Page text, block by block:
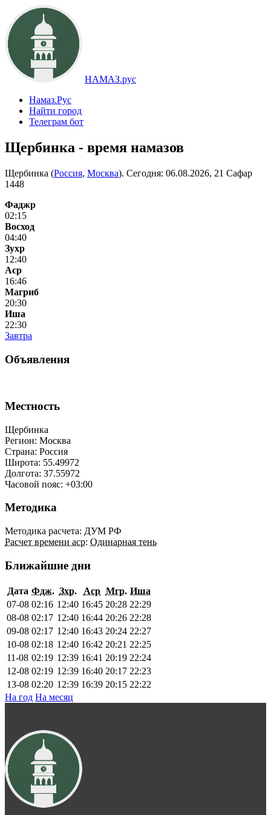
НАМАЗ.рус
Намаз.Рус
Найти город
Телеграм бот
Щербинка - время намазов
Щербинка (Россия, Москва). Сегодня: 06.08.2026, 21 Сафар
1448
Фаджр
02:15
Восход
04:40
Зухр
12:40
Аср
16:46
Магриб
20:30
Иша
22:30
Завтра
Объявления
Местность
Щербинка
Регион: Москва
Страна: Россия
Широта: 55.49972
Долгота: 37.55972
Часовой пояс: +03:00
Методика
Методика расчета: ДУМ РФ
Расчет времени аср: Одинарная тень
Ближайшие дни
Дата Фдж. Зхр. Аср Мгр. Иша
07-08 02:16 12:40 16:45 20:28 22:29
08-08 02:17 12:40 16:44 20:26 22:28
09-08 02:17 12:40 16:43 20:24 22:27
10-08 02:18 12:40 16:42 20:21 22:25
11-08 02:19 12:39 16:41 20:19 22:24
12-08 02:19 12:39 16:40 20:17 22:23
13-08 02:20 12:39 16:39 20:15 22:22
На год На месяц